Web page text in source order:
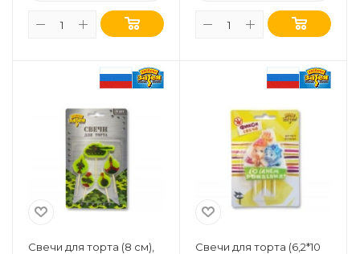
Свечи для торта (8 см),
Свечи для торта (6,2*10